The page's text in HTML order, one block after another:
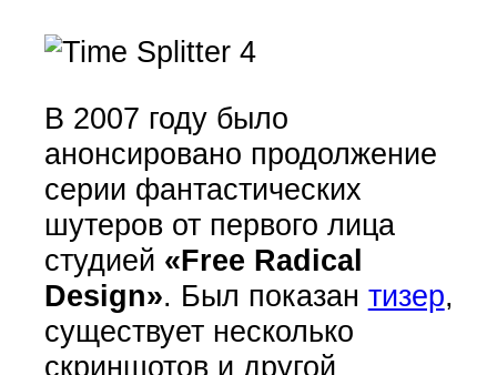
В 2007 году было
анонсировано продолжение
серии фантастических
шутеров от первого лица
студией «Free Radical
Design». Был показан тизер,
существует несколько
скриншотов и другой